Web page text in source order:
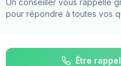
Un conseiller vous rappelle
pour répondre à toutes vos
Être